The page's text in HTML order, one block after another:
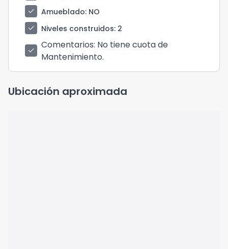
check
Amueblado: NO
check
Niveles construidos: 2
check Comentarios: No tiene cuota de
Mantenimiento.
Ubicación aproximada